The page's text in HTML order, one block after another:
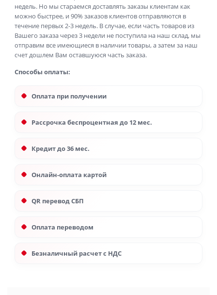
недель. Но мы стараемся доставлять заказы клиентам как
можно быстрее, и 90% заказов клиентов отправляются в
течение первых 2-3 недель. В случае, если часть товаров из
Вашего заказа через 3 недели не поступила на наш склад, мы
отправим все имеющиеся в наличии товары, а затем за наш
счет дошлем Вам оставшуюся часть заказа.
Способы оплаты:
Оплата при получении
Рассрочка беспроцентная до 12 мес.
Кредит до 36 мес.
Онлайн-оплата картой
QR перевод СБП
Оплата переводом
Безналичный расчет с НДС